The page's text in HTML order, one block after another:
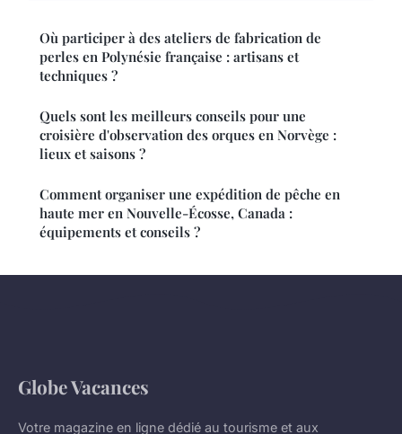
Où participer à des ateliers de fabrication de
perles en Polynésie française : artisans et
techniques ?
Quels sont les meilleurs conseils pour une
croisière d'observation des orques en Norvège :
lieux et saisons ?
Comment organiser une expédition de pêche en
haute mer en Nouvelle-Écosse, Canada :
équipements et conseils ?
Globe Vacances
Votre magazine en ligne dédié au tourisme et aux